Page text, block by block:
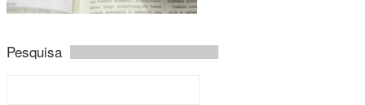
Pesquisa